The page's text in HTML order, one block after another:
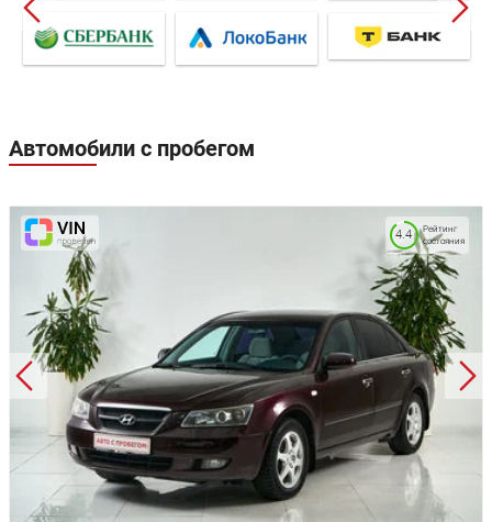
Автомобили с пробегом
Рейтинг
состояния
4.4